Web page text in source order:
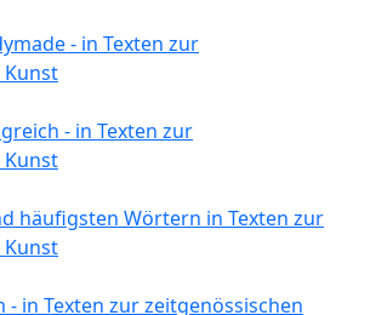
- in Texten zur
- in Texten zur
häufigsten Wörtern in Texten zur
- in Texten zur zeitgenössischen